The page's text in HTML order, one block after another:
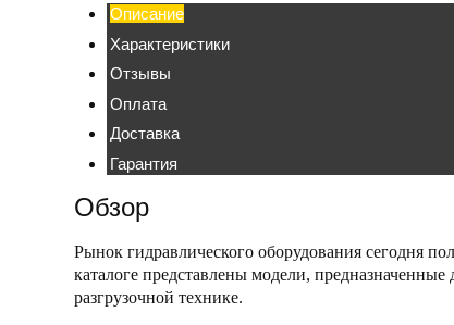
Описание
Характеристики
Отзывы
Оплата
Доставка
Гарантия
Обзор
Рынок гидравлического оборудования сегодня
каталоге представлены модели,
разгрузочной технике.